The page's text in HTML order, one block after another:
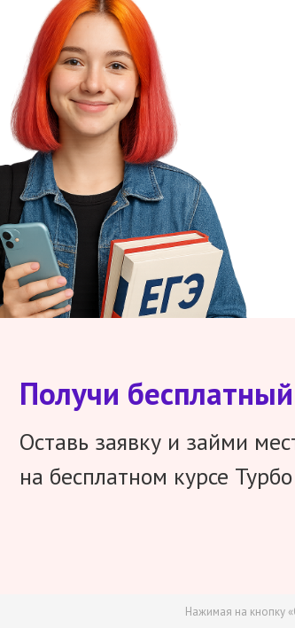
Получи
Оставь заявку и займи
на бесплатном курсе
Нажимая на кнопку